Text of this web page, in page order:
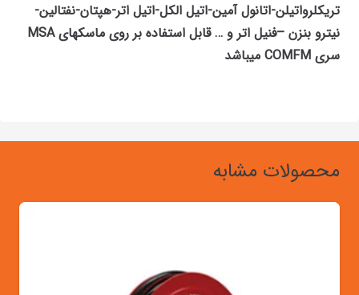
تریکلرواتیلن-اتانول آمین-اتیل الکل-اتیل اتر-هپتان-نفتالین-
نیترو بنزن –فنیل اتر و … قابل استفاده بر روی ماسکهایMSA
سری COMFM میباشد
محصولات مشابه